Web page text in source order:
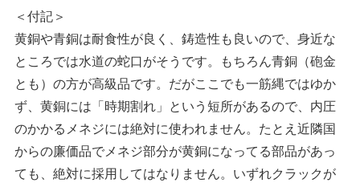
＜付記＞
黄銅や青銅は耐食性が良く、鋳造性も良いので、身近な
ところでは水道の蛇口がそうです。もちろん青銅（砲金
とも）の方が高級品です。だがここでも一筋縄ではゆか
ず、黄銅には「時期割れ」という短所があるので、内圧
のかかるメネジには絶対に使われません。たとえ近隣国
からの廉価品でメネジ部分が黄銅になってる部品があっ
ても、絶対に採用してはなりません。いずれクラックが